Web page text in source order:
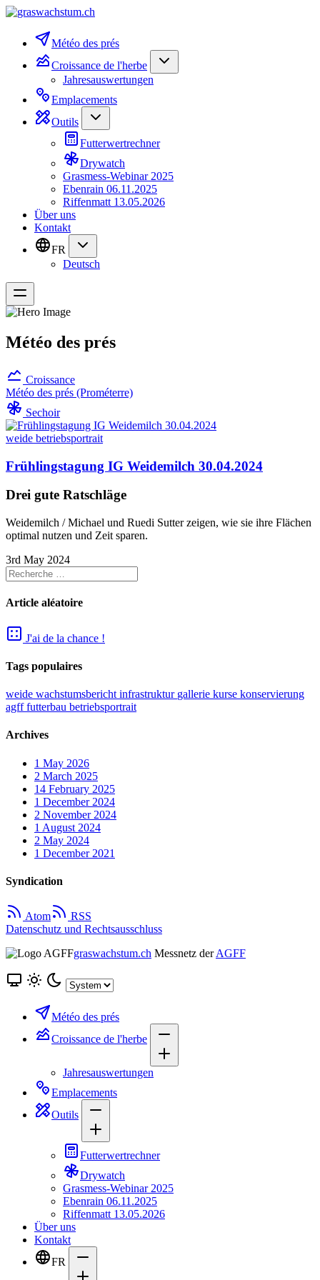
Météo des prés
Croissance de l'herbe
Jahresauswertungen
Emplacements
Outils
Futterwertrechner
Drywatch
Grasmess-Webinar 2025
Ebenrain 06.11.2025
Riffenmatt 13.05.2026
Über uns
Kontakt
FR
Deutsch
Météo des prés
Croissance
Météo des prés (Prométerre)
Sechoir
weide betriebsportrait
Frühlingstagung IG Weidemilch 30.04.2024
Drei gute Ratschläge
Weidemilch / Michael und Ruedi Sutter zeigen, wie sie ihre Flächen
optimal nutzen und Zeit sparen.
3rd May 2024
Article aléatoire
J'ai de la chance !
Tags populaires
weide wachstumsbericht infrastruktur gallerie kurse konservierung
agfffutterbau betriebsportrait
Archives
1 May 2026
2 March 2025
14 February 2025
1 December 2024
2 November 2024
1 August 2024
2 May 2024
1 December 2021
Syndication
Atom
RSS
Datenschutz und Rechtsausschluss
graswachstum.ch Messnetz derAGFF
Météo des prés
Croissance de l'herbe
Jahresauswertungen
Emplacements
Outils
Futterwertrechner
Drywatch
Grasmess-Webinar 2025
Ebenrain 06.11.2025
Riffenmatt 13.05.2026
Über uns
Kontakt
FR